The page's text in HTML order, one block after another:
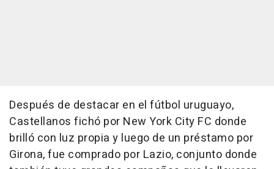
Después de destacar en el fútbol uruguayo,
Castellanos fichó por New York City FC donde
brilló con luz propia y luego de un préstamo por
Girona, fue comprado por Lazio, conjunto donde